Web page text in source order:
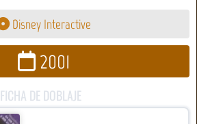
Disney Interactive
2001
FICHA DE DOBLAJE